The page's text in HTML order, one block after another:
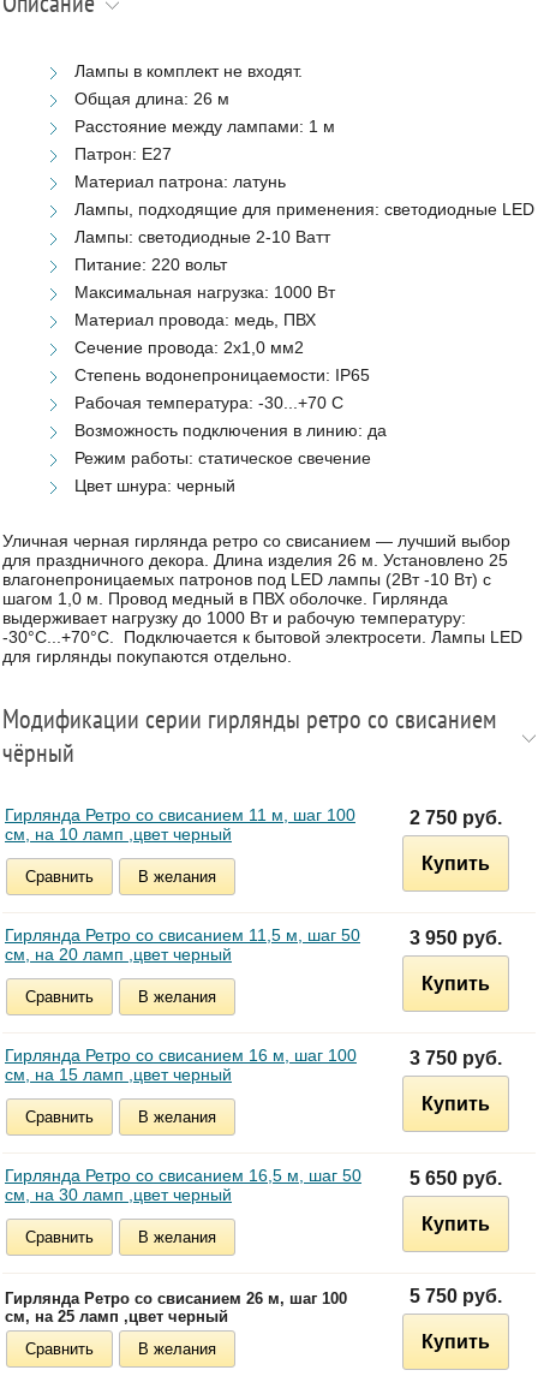
Лампы в комплект не входят.
Общая длина: 26 м
Расстояние между лампами: 1 м
Патрон: Е27
Материал патрона: латунь
Лампы, подходящие для применения: светодиодные LED
Лампы: светодиодные 2-10 Ватт
Питание: 220 вольт
Максимальная нагрузка: 1000 Вт
Материал провода: медь, ПВХ
Сечение провода: 2х1,0 мм2
Степень водонепроницаемости: IP65
Рабочая температура: -30...+70 С
Возможность подключения в линию: да
Режим работы: статическое свечение
Цвет шнура: черный
Уличная черная гирлянда ретро со свисанием — лучший выбор
для праздничного декора. Длина изделия 26 м. Установлено 25
влагонепроницаемых патронов под LED лампы (2Вт -10 Вт) с
шагом 1,0 м. Провод медный в ПВХ оболочке. Гирлянда
выдерживает нагрузку до 1000 Вт и рабочую температуру:
-30°C...+70°C. Подключается к бытовой электросети. Лампы LED
для гирлянды покупаются отдельно.
Модификации серии гирлянды ретро со свисанием
чёрный
Гирлянда Ретро со свисанием 11 м, шаг 100
см, на 10 ламп ,цвет черный
Сравнить В желания
2 750 руб.
Купить
Гирлянда Ретро со свисанием 11,5 м, шаг 50
см, на 20 ламп ,цвет черный
Сравнить В желания
3 950 руб.
Купить
Гирлянда Ретро со свисанием 16 м, шаг 100
см, на 15 ламп ,цвет черный
Сравнить В желания
3 750 руб.
Купить
Гирлянда Ретро со свисанием 16,5 м, шаг 50
см, на 30 ламп ,цвет черный
Сравнить В желания
5 650 руб.
Купить
Гирлянда Ретро со свисанием 26 м, шаг 100
см, на 25 ламп ,цвет черный
Сравнить
В желания
5 750 руб.
Купить